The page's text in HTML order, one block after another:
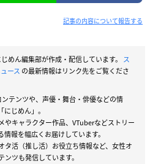
記事の内容について報告する
めん編集部が作成・配信しています。 ス
ース の最新情報はリンク先をご覧くださ
テンツや、声優・舞台・俳優などの情
じめん」。
やキャラクター作品、VTuberなどストリー
報を幅広くお届けしています。
タ活（推し活）お役立ち情報など、女性オ
ツも発信しています。